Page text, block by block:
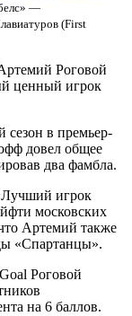
—
(First
Роговой
ценный игрок
сезон в премьер-
довел общее
два фамбла.
игрок
московских
Артемий также
«Спартанцы».
Роговой
на 6 баллов.